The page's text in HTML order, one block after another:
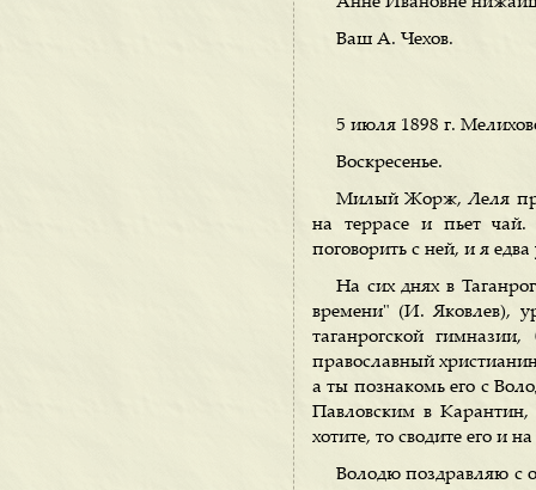
Ваш А. Чехов.
5 июля 1898 г.
Воскресенье.
Милый Жорж, Леля
на террасе и пьет
поговорить с ней, и я
На сих днях в
времени" (И. Яковлев),
таганрогской
православный
а ты познакомь его с
Павловским в Карантин,
хотите, то сводите его и
Володю поздравляю с